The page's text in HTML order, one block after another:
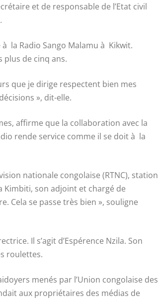
et de responsable de l’Etat civil
la Radio Sango Malamu à Kikwit.
plus de cinq ans.
que je dirige respectent bien mes
», dit-elle.
affirme que la collaboration avec la
rende service comme il se doit à la
nationale congolaise (RTNC), station
Kimbiti, son adjoint et chargé de
Cela se passe très bien », souligne
Il s’agit d’Espérence Nzila. Son
roulettes.
menés par l’Union congolaise des
aux propriétaires des médias de